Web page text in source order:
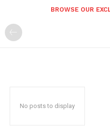
BROWSE OUR
No posts to display